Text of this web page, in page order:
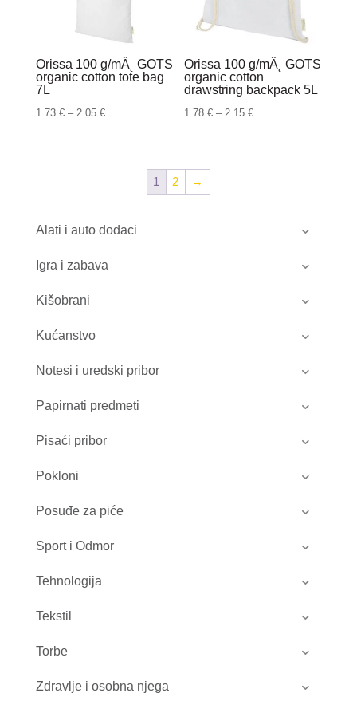
Alati i auto dodaci
Igra i zabava
Kišobrani
Kućanstvo
Notesi i uredski pribor
Papirnati predmeti
Pisaći pribor
Pokloni
Posuđe za piće
Sport i Odmor
Tehnologija
Tekstil
Torbe
Zdravlje i osobna njega
Orissa 100 g/mÂ˛ GOTS
organic cotton tote bag
7L
1.73 € – 2.05 €Raspon
Orissa 100 g/mÂ˛ GOTS
organic cotton
drawstring backpack 5L
1.78€ – 2.15€Raspon
1 2 →